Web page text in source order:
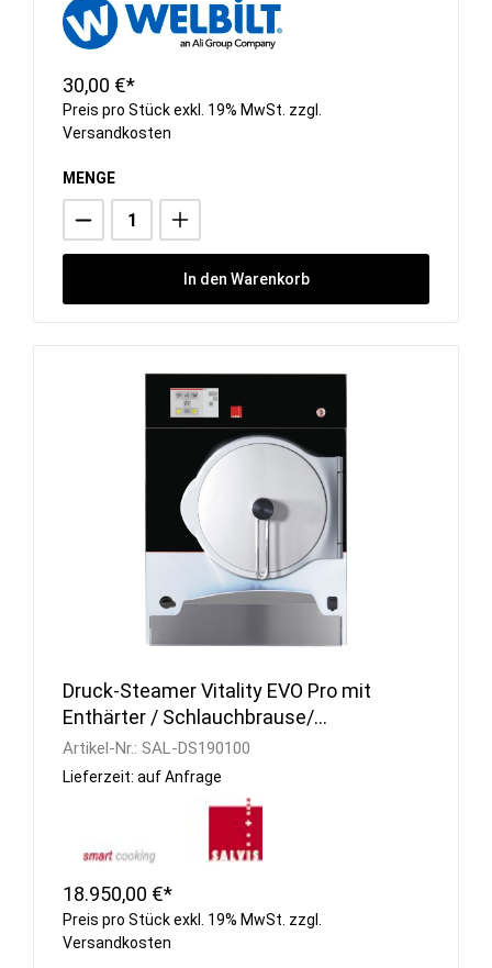
30,00 €*
Preis pro Stück exkl. 19% MwSt. zzgl.
Versandkosten
MENGE
In den Warenkorb
Druck-Steamer Vitality EVO Pro mit
Enthärter / Schlauchbrause/
Kerntemperaturfühler
Artikel-Nr.: SAL-DS190100
Lieferzeit: auf Anfrage
18.950,00 €*
Preis pro Stück exkl. 19% MwSt. zzgl.
Versandkosten